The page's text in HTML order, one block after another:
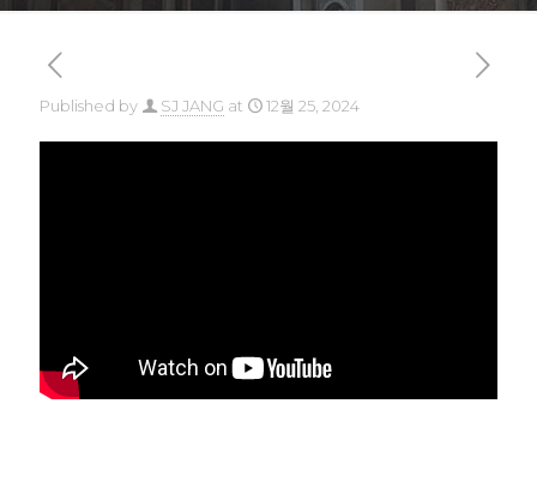
Published by SJ JANG at 12월 25, 2024